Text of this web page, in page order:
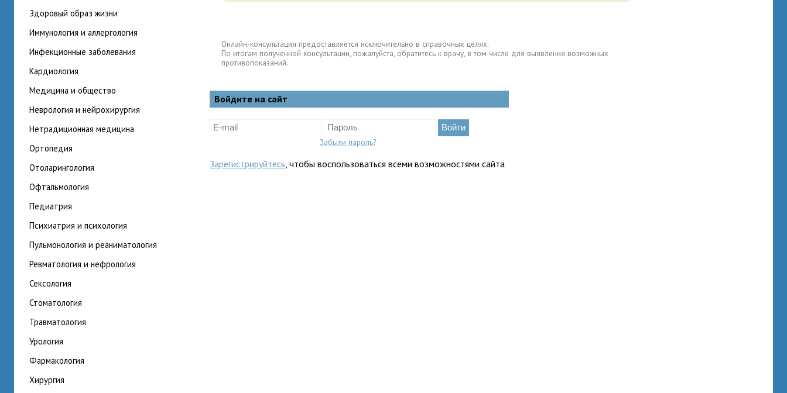
здоровый образ жизни
иммунология и аллергология
инфекционные заболевания
кардиология
медицина и общество
неврология и нейрохирургия
нетрадиционная медицина
ортопедия
отоларингология
офтальмология
педиатрия
психиатрия и психология
пульмонология и реаниматология
ревматология и нефрология
сексология
стоматология
травматология
урология
фармакология
хирургия
Онлайн-консультация предоставляется исключительно в справочных целях.
По итогам полученной консультации, пожалуйста, обратитесь к врачу, в том числе для выявления возможных
противопоказаний.
Войдите на сайт
Забыли пароль?
Зарегистрируйтесь, чтобы воспользоваться всеми возможностями сайта